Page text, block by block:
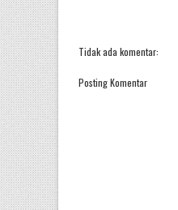
Tidak ada komentar:
Posting Komentar